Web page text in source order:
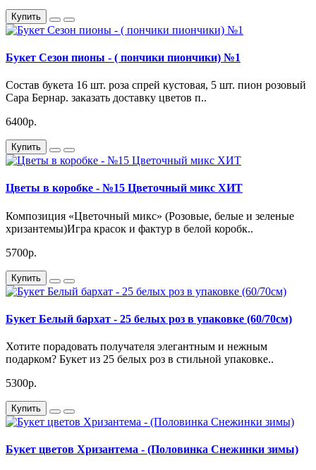
Купить
Букет Сезон пионы - ( пончики пиончики) №1
Состав букета 16 шт. роза спрей кустовая, 5 шт. пион розовый
Сара Бернар. заказать доставку цветов п..
6400р.
Купить
Цветы в коробке - №15 Цветочный микс ХИТ
Композиция «Цветочный микс» (Розовые, белые и зеленые
хризантемы)Игра красок и фактур в белой коробк..
5700р.
Купить
Букет Белый бархат - 25 белых роз в упаковке (60/70см)
Хотите порадовать получателя элегантным и нежным
подарком? Букет из 25 белых роз в стильной упаковке..
5300р.
Купить
Букет цветов Хризантема - (Половинка Снежинки зимы)